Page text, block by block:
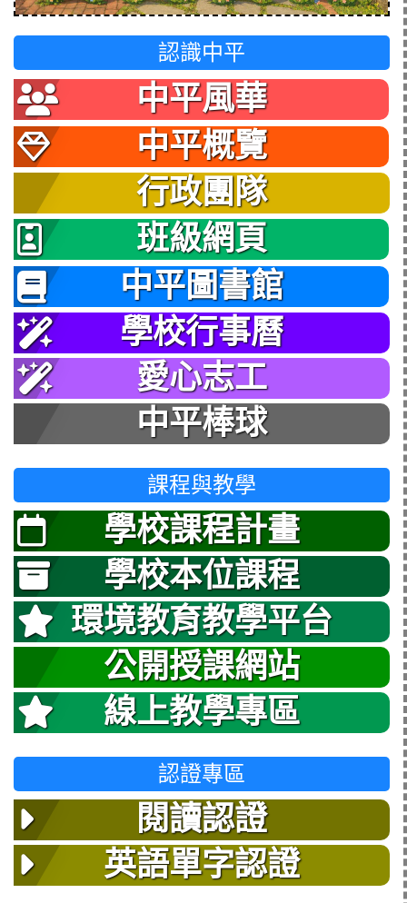
認識中平
中平風華
中平概覽
行政團隊
班級網頁
中平圖書館
學校行事曆
愛心志工
中平棒球
課程與教學
學校課程計畫
學校本位課程
環境教育教學平台
公開授課網站
線上教學專區
認證專區
閱讀認證
英語單字認證